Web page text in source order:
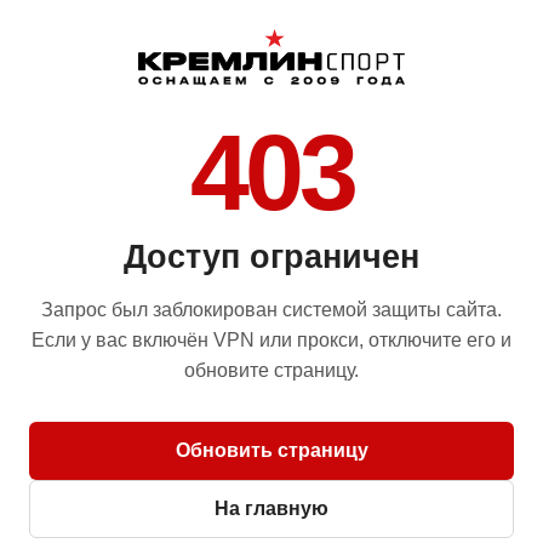
403
Доступ ограничен
Запрос был заблокирован системой защиты сайта.
Если у вас включён VPN или прокси, отключите его и
обновите страницу.
Обновить страницу
На главную